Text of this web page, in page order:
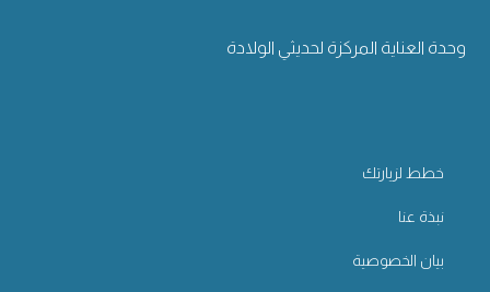
وحدة العناية المركزة لحديثي الولادة
خطط لزيارتك
نبذة عنا
بيان الخصوصية